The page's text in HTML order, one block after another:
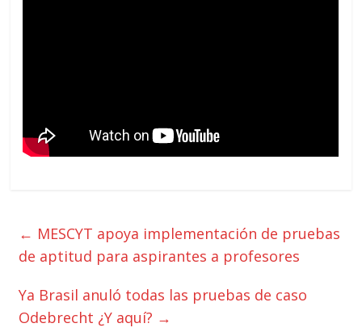
← MESCYT apoya implementación de pruebas
de aptitud para aspirantes a profesores
Ya Brasil anuló todas las pruebas de caso
Odebrecht ¿Y aquí? →